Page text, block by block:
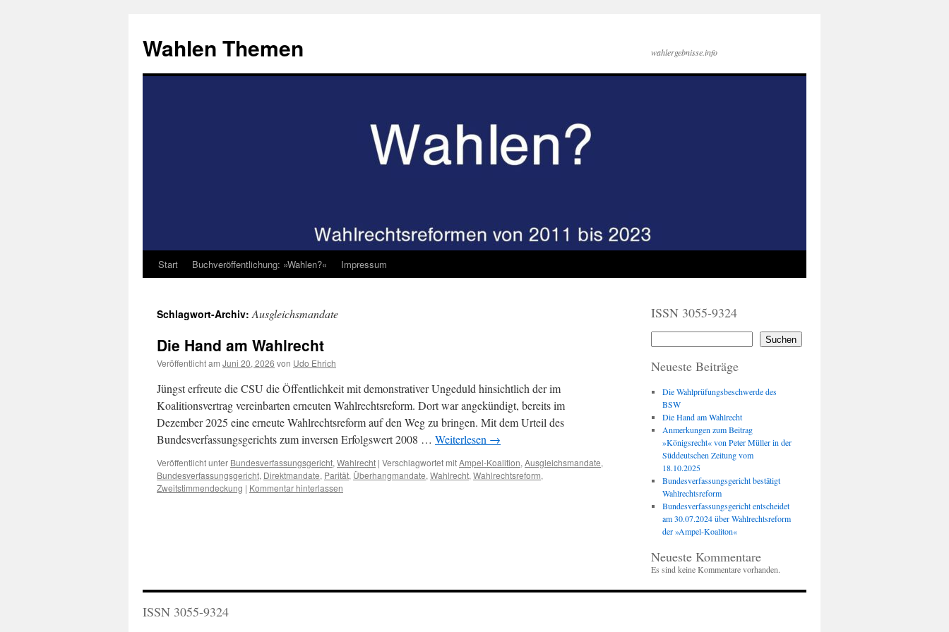
springen
Wahlen Themen wahlergebnisse.info
Start Buchveröffentlichung: »Wahlen?« Impressum
Schlagwort-Archiv:Ausgleichsmandate
Die Hand am Wahlrecht
Veröffentlicht am Juni 20, 2026 von Udo Ehrich
Jüngst erfreute die CSU die Öffentlichkeit mit demonstrativer Ungeduld hinsichtlich der im
Koalitionsvertrag vereinbarten erneuten Wahlrechtsreform. Dort war angekündigt, bereits im
Dezember 2025 eine erneute Wahlrechtsreform auf den Weg zu bringen. Mit dem Urteil des
Bundesverfassungsgerichts zum inversen Erfolgswert 2008 … Weiterlesen →
Veröffentlicht unter Bundesverfassungsgericht, Wahlrecht | Verschlagwortet mitAmpel-Koalition, Ausgleichsmandate,
Bundesverfassungsgericht, Direktmandate, Parität, Überhangmandate, Wahlrecht, Wahlrechtsreform,
Zweitstimmendeckung | Kommentar hinterlassen
ISSN 3055-9324
Suchen
Neueste Beiträge
Die Wahlprüfungsbeschwerde des
BSW
Die Hand am Wahlrecht
Anmerkungen zum Beitrag
»Königsrecht« von Peter Müller in der
Süddeutschen Zeitung vom
18.10.2025
Bundesverfassungsgericht bestätigt
Wahlrechtsreform
Bundesverfassungsgericht entscheidet
am 30.07.2024 über Wahlrechtsreform
der »Ampel-Koaliton«
Neueste Kommentare
Es sind keine Kommentare vorhanden.
ISSN 3055-9324